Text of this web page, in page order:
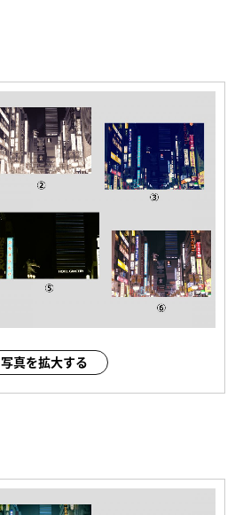
写真を拡大する